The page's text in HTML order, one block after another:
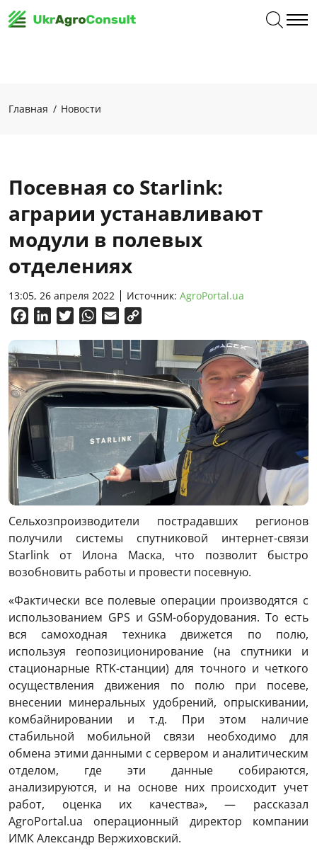
Главная Новости
Посевная со Starlink:
аграрии устанавливают
модули в полевых
отделениях
13:05, 26 апреля 2022 Источник: AgroPortal.ua
FacebookLinkedInTwitterWhatsApp
Email
Сельхозпроизводители пострадавших регионов
получили системы спутниковой интернет-связи
Starlink от Илона Маска, что позволит быстро
возобновить работы и провести посевную.
«Фактически все полевые операции производятся с
использованием GPS и GSM-оборудования. То есть
вся самоходная техника движется по полю,
используя геопозиционирование (на спутники и
стационарные RTK-станции) для точного и четкого
осуществления движения по полю при посеве,
внесении минеральных удобрений, опрыскивании,
комбайнировании и т.д. При этом наличие
стабильной мобильной связи необходимо для
обмена этими данными с сервером и аналитическим
отделом, где эти данные собираются,
анализируются, и на основе них происходит учет
работ, оценка их качества», — рассказал
AgroPortal.ua операционный директор компании
ИМК Александр Вержиховский.